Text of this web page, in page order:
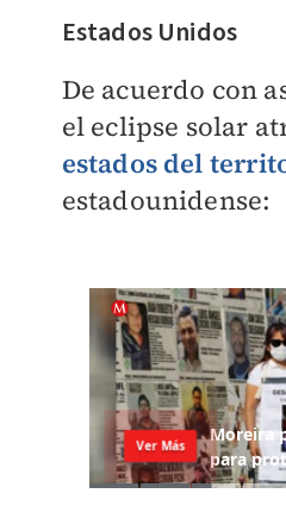
Estados Unidos
De acuerdo con
el eclipse solar
estados del
estadounidense: